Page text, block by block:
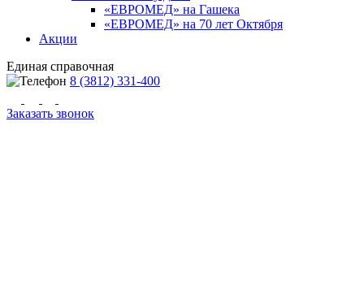
«ЕВРОМЕД» на Гашека
«ЕВРОМЕД» на 70 лет Октября
Акции
Единая справочная
8 (3812) 331-400
Заказать звонок